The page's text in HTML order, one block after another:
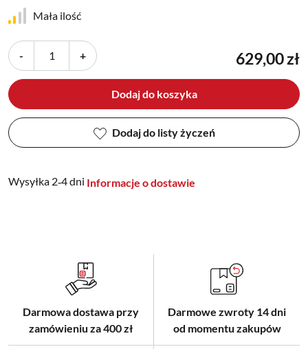
Mała ilość
- + 629,00 zł
Dodaj do koszyka
Dodaj do listy życzeń
Wysyłka 2‑4 dni Informacje o dostawie
Darmowa dostawa przy
zamówieniu za 400 zł
Darmowe zwroty 14 dni
od momentu zakupów